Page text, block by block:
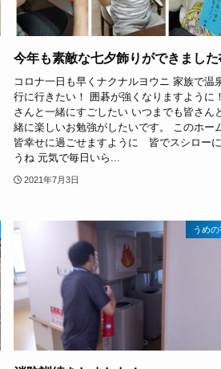
今年も素敵な七夕飾りができました
コロナ一日も早くナクナルヨウニ 家族で温
行に行きたい！ 囲碁が強くなりますように
さんと一緒にすごしたい いつまでも皆さん
緒に楽しいお勉強がしたいです。 このホー
皆幸せに過ごせますように 皆でスシロー
うね 元気で毎日いら...
2021年7月3日
うめの